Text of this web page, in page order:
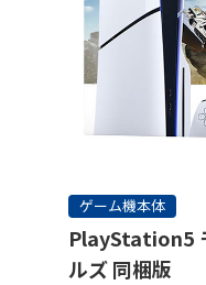
ゲーム機本体
PlayStation5
ルズ 同梱版